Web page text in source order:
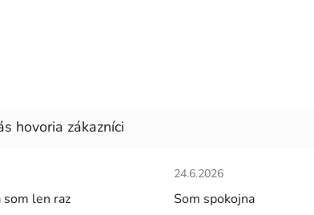
obchodu je 5 z 5 hviezdičiek.
som len raz
Hodnotenie obchodu je
24.6.2026
Som spokojna